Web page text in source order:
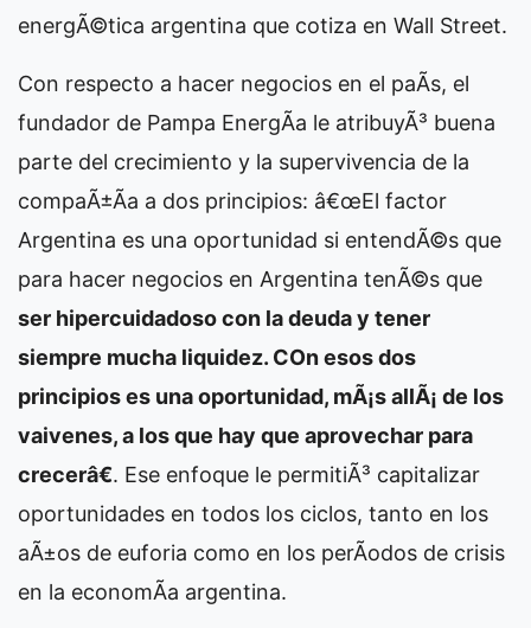
energÃ©tica argentina que cotiza en Wall Street.
Con respecto a hacer negocios en el paÃ­s, el
fundador de Pampa EnergÃ­a le atribuyÃ³ buena
parte del crecimiento y la supervivencia de la
compaÃ±Ã­a a dos principios: â€œEl factor
Argentina es una oportunidad si entendÃ©s que
para hacer negocios en Argentina tenÃ©s que
ser hipercuidadoso con la deuda y tener
siempre mucha liquidez. COn esos dos
principios es una oportunidad, mÃ¡s allÃ¡ de los
vaivenes, a los que hay que aprovechar para
crecerâ€. Ese enfoque le permitiÃ³ capitalizar
oportunidades en todos los ciclos, tanto en los
aÃ±os de euforia como en los perÃ­odos de crisis
en la economÃ­a argentina.